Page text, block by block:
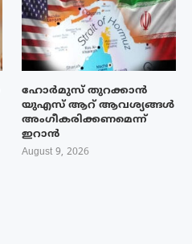
ഹോർമുസ് തുറക്കാൻ
യുഎസ് ആറ് ആവശ്യങ്ങൾ
അംഗീകരിക്കണമെന്ന്
ഇറാൻ
August 9, 2026